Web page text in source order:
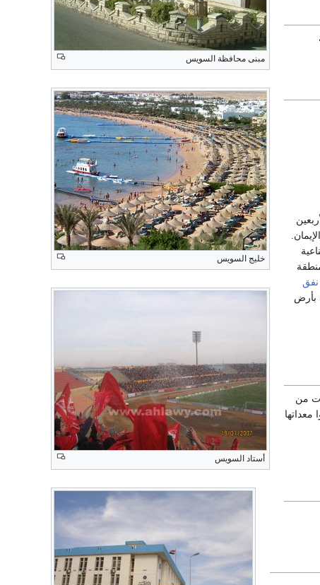
مبنى محافظة السويس
خليج السويس
أستاد السويس
نفق
بأرض
من
معداتها